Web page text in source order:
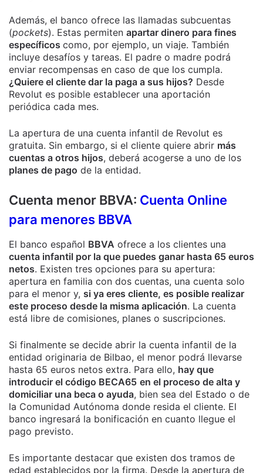
Además, el banco ofrece las llamadas subcuentas
(pockets). Estas permiten apartar dinero para fines
específicos como, por ejemplo, un viaje. También
incluye desafíos y tareas. El padre o madre podrá
enviar recompensas en caso de que los cumpla.
¿Quiere el cliente dar la paga a sus hijos? Desde
Revolut es posible establecer una aportación
periódica cada mes.
La apertura de una cuenta infantil de Revolut es
gratuita. Sin embargo, si el cliente quiere abrir más
cuentas a otros hijos, deberá acogerse a uno de los
planes de pago de la entidad.
Cuenta menor BBVA: Cuenta Online
para menores BBVA
El banco español BBVA ofrece a los clientes una
cuenta infantil por la que puedes ganar hasta 65 euros
netos. Existen tres opciones para su apertura:
apertura en familia con dos cuentas, una cuenta solo
para el menor y, si ya eres cliente, es posible realizar
este proceso desde la misma aplicación. La cuenta
está libre de comisiones, planes o suscripciones.
Si finalmente se decide abrir la cuenta infantil de la
entidad originaria de Bilbao, el menor podrá llevarse
hasta 65 euros netos extra. Para ello, hay que
introducir el código BECA65 en el proceso de alta y
domiciliar una beca o ayuda, bien sea del Estado o de
la Comunidad Autónoma donde resida el cliente. El
banco ingresará la bonificación en cuanto llegue el
pago previsto.
Es importante destacar que existen dos tramos de
edad establecidos por la firma. Desde la apertura de